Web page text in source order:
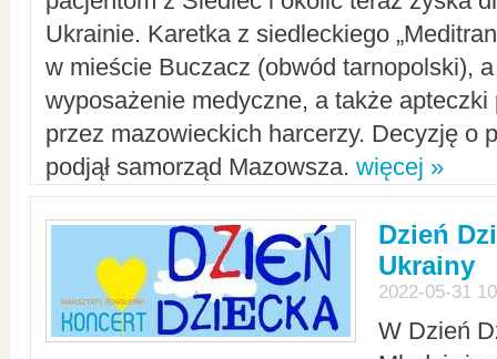
Ukrainie. Karetka z siedleckiego
w mieście Buczacz (obwód tarnopolski),
wyposażenie medyczne, a także apteczki
przez mazowieckich harcerzy. Decyzję o
podjął samorząd Mazowsza. więcej »
Dzień
Ukrainy
2022-05-31
W Dzień